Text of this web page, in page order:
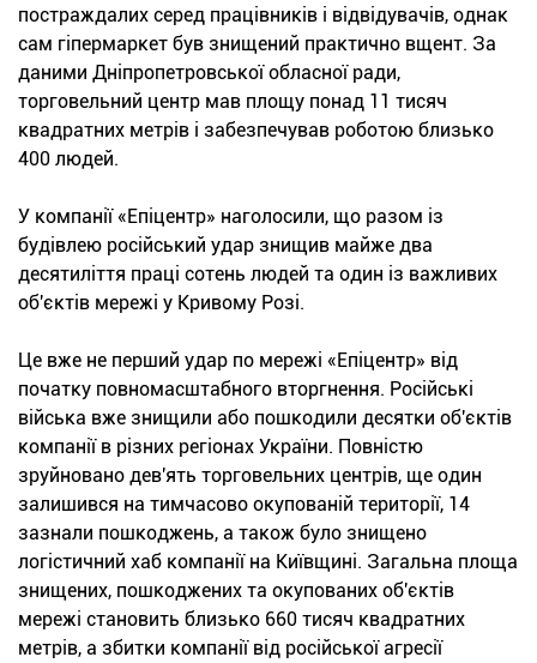
постраждалих серед працівників і відвідувачів, однак
сам гіпермаркет був знищений практично вщент. За
даними Дніпропетровської обласної ради,
торговельний центр мав площу понад 11 тисяч
квадратних метрів і забезпечував роботою близько
400 людей.
У компанії «Епіцентр» наголосили, що разом із
будівлею російський удар знищив майже два
десятиліття праці сотень людей та один із важливих
об'єктів мережі у Кривому Розі.
Це вже не перший удар по мережі «Епіцентр» від
початку повномасштабного вторгнення. Російські
війська вже знищили або пошкодили десятки об'єктів
компанії в різних регіонах України. Повністю
зруйновано дев'ять торговельних центрів, ще один
залишився на тимчасово окупованій території, 14
зазнали пошкоджень, а також було знищено
логістичний хаб компанії на Київщині. Загальна площа
знищених, пошкоджених та окупованих об'єктів
мережі становить близько 660 тисяч квадратних
метрів, а збитки компанії від російської агресії